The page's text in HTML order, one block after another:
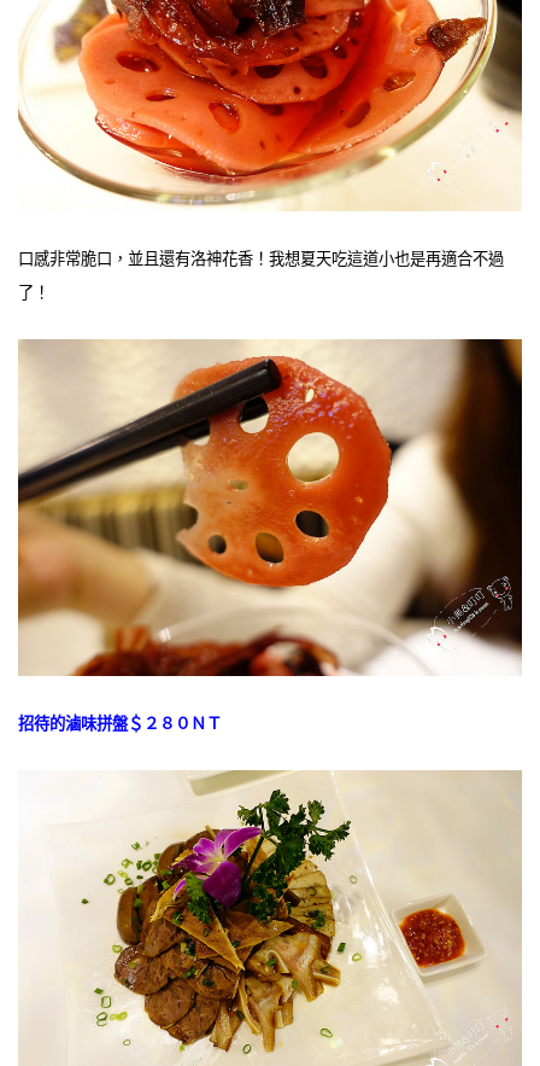
口感非常脆口，並且還有洛神花香！我想夏天吃這道小也是再適合不過
了！
招待的滷味拼盤＄２８０ＮＴ